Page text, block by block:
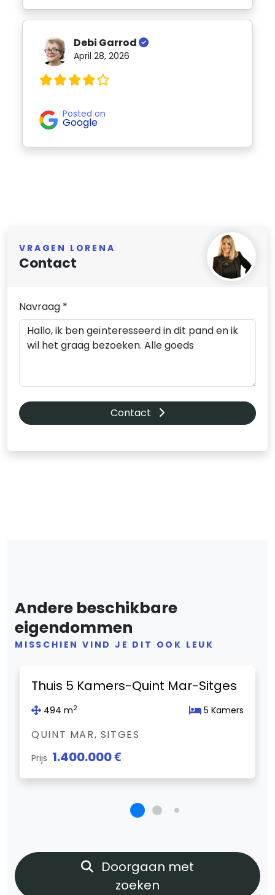
Debi Garrod
April 28, 2026
Posted on
Google
VRAGEN LORENA
Contact
Navraag *
Contact
Andere beschikbare
eigendommen
MISSCHIEN VIND JE DIT OOK LEUK
Thuis 5 Kamers-Quint Mar-Sitges
494 m2 5 Kamers
QUINT MAR, SITGES
Prijs 1.400.000 €
Doorgaan met
zoeken